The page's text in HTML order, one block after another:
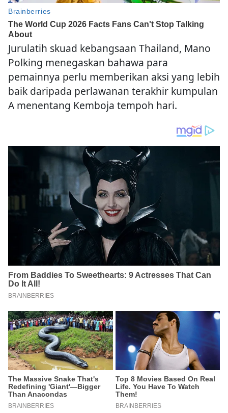
Jurulatih skuad kebangsaan Thailand, Mano
Polking menegaskan bahawa para
pemainnya perlu memberikan aksi yang lebih
baik daripada perlawanan terakhir kumpulan
A menentang Kemboja tempoh hari.